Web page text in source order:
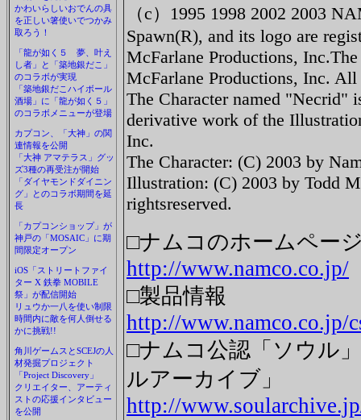
かわいらしいおでんの具
を正しい箸使いでつかみ
取ろう！
「龍が如く５ 夢、叶え
し者」と「築地銀だこ」
のコラボが実現
「築地銀だこハイボール
酒場」に「龍が如く５」
のコラボメニューが登場
カプコン、「大神」の関
連情報を公開
「大神 アマテラス」グッ
ズ3種の再受注が開始
「ダイヤモンドダイニン
グ」とのコラボ期間を延
長
「カプコンショップ」が
神戸の「MOSAIC」に期
間限定オープン
iOS「ストリートファイ
ター X 鉄拳 MOBILE
祭」が配信開始
リュウか一八を使い制限
時間内に敵を何人倒せる
かに挑戦!!
角川ゲームスとSCEJの人
材発掘プロジェクト
「Project Discovery」
クリエイター、アーティ
ストの応援インタビュー
を公開
（c）1995 1998 2002 2003
Spawn(R), and its logo are
McFarlane Productions,
McFarlane Productions, Inc. All
The Character named "Necrid"
derivative work of the
Inc.
The Character: (C) 2003 by
Illustration: (C) 2003 by Todd
rightsreserved.
□ナムコのホームペー
http://www.namco.co.jp/
□製品情報
http://www.namco.co.jp/
□ナムコ公認「ソウル
ルアーカイブ」
http://